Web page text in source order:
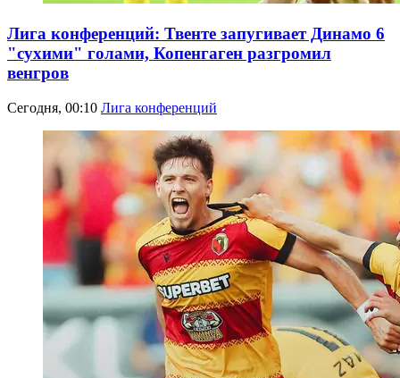
Лига конференций: Твенте запугивает Динамо 6
"сухими" голами, Копенгаген разгромил
венгров
Сегодня, 00:10 Лига конференций